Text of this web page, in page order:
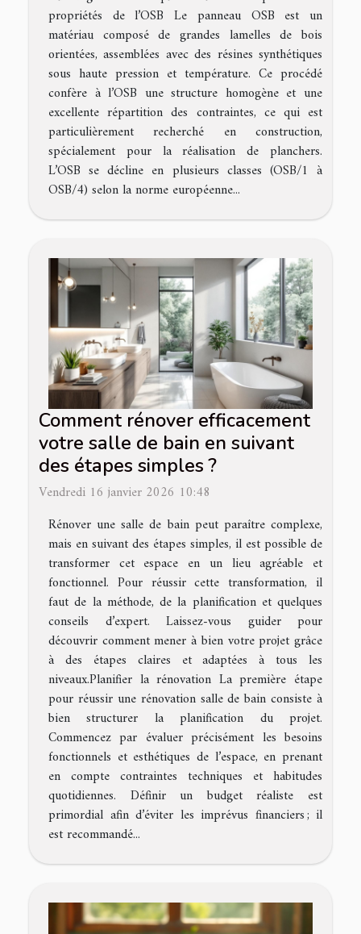
propriétés de l’OSB Le panneau OSB est un
matériau composé de grandes lamelles de bois
orientées, assemblées avec des résines synthétiques
sous haute pression et température. Ce procédé
confère à l’OSB une structure homogène et une
excellente répartition des contraintes, ce qui est
particulièrement recherché en construction,
spécialement pour la réalisation de planchers.
L’OSB se décline en plusieurs classes (OSB/1 à
OSB/4) selon la norme européenne...
Comment rénover efficacement
votre salle de bain en suivant
des étapes simples ?
Vendredi 16 janvier 2026 10:48
Rénover une salle de bain peut paraître complexe,
mais en suivant des étapes simples, il est possible de
transformer cet espace en un lieu agréable et
fonctionnel. Pour réussir cette transformation, il
faut de la méthode, de la planification et quelques
conseils d’expert. Laissez-vous guider pour
découvrir comment mener à bien votre projet grâce
à des étapes claires et adaptées à tous les
niveaux.Planifier la rénovation La première étape
pour réussir une rénovation salle de bain consiste à
bien structurer la planification du projet.
Commencez par évaluer précisément les besoins
fonctionnels et esthétiques de l’espace, en prenant
en compte contraintes techniques et habitudes
quotidiennes. Définir un budget réaliste est
primordial afin d’éviter les imprévus financiers ; il
est recommandé...